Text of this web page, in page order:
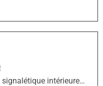
intérieure…